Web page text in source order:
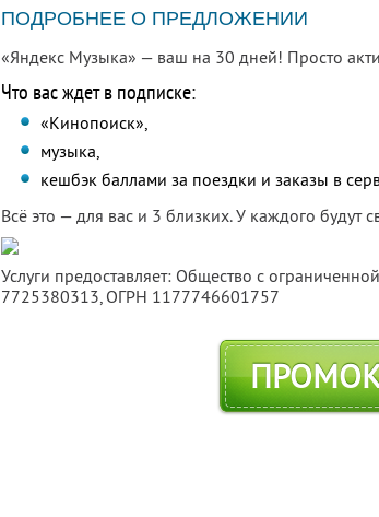
ПОДРОБНЕЕ О ПРЕДЛОЖЕНИИ
«Яндекс Музыка» — ваш на 30 дней! Просто
Что вас ждет в подписке:
«Кинопоиск»,
музыка,
кешбэк баллами за поездки и заказы в
Всё это — для вас и 3 близких. У каждого будут
Услуги предоставляет: Общество с
7725380313, ОГРН 1177746601757